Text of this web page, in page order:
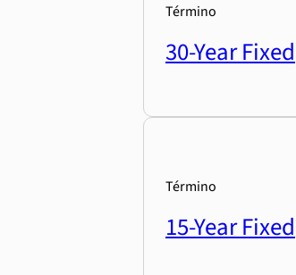
Término
30-Year Fixed
Término
15-Year Fixed